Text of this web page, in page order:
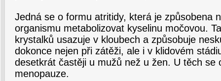
Jedná se o formu atritidy, která je způsobena
organismu metabolizovat kyselinu močovou.
krystalků usazuje v kloubech a způsobuje
dokonce nejen při zátěži, ale i v klidovém
desetkrát častěji u mužů než u žen. U těch se
menopauze.